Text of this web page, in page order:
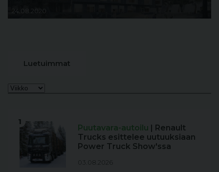
24.08.2020
Luetuimmat
1
Puutavara-autoilu | Renault
Trucks esittelee uutuuksiaan
Power Truck Show'ssa
03.08.2026